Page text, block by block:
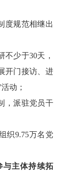
度规范相继出
少于30天，
开门接访、进
动；
，派驻党员干
织9.75万名党
主体持续拓